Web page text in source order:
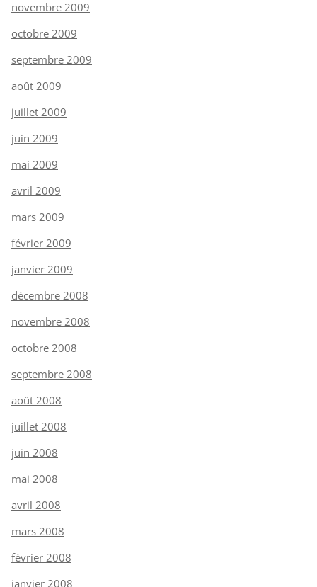
novembre 2009
octobre 2009
septembre 2009
août 2009
juillet 2009
juin 2009
mai 2009
avril 2009
mars 2009
février 2009
janvier 2009
décembre 2008
novembre 2008
octobre 2008
septembre 2008
août 2008
juillet 2008
juin 2008
mai 2008
avril 2008
mars 2008
février 2008
janvier 2008